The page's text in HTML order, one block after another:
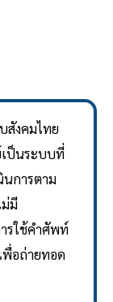
สังคมไทย
ป็นระบบที่
นการตาม
มี
รใช้คำศัพท์
พื่อถ่ายทอด